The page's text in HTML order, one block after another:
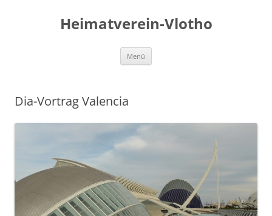
Heimatverein-Vlotho
Menü
Dia-Vortrag Valencia